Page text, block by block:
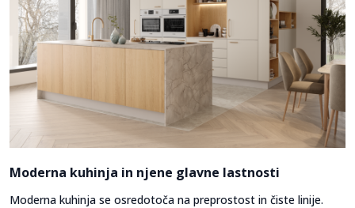
Moderna kuhinja in njene glavne lastnosti
Moderna kuhinja se osredotoča na preprostost in čiste linije.